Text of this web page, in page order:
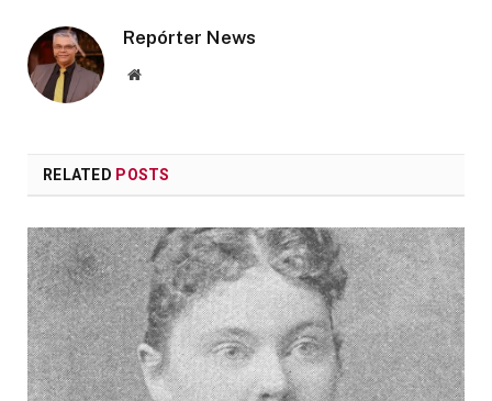
Repórter News
Website
RELATED POSTS